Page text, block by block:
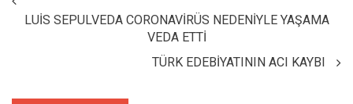
LUİS SEPULVEDA CORONAVİRÜS NEDENİYLE YAŞAMA
VEDA ETTİ
TÜRK EDEBİYATININ ACI KAYBI